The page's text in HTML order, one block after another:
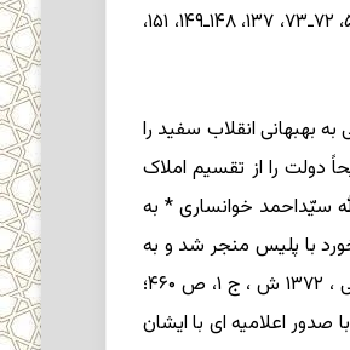
اعلام کرد و با قبول خواسته های مراجع ، اجتماعات بعدی نیز لغو شد ( مرکز اسناد انقلاب اسلامی ، ج ۱، ص ۲۷، ۳۳، ۵۲؛ دوانی ، ج ۲، ص ۴۲، ۴۴، ۴۶، ۵۰، ۷۲ـ۷۳، ۱۳۷، ۱۴۸ـ۱۴۹، ۱۵۱،
بهبهانی انقلاب سفید را
، نخست وزیر وقت ، صریحاً دولت را از تقسیم املاک
سیّداحمد خوانساری * به
به زدوخورد با پلیس منجر شد و به
دنبال آن بهبهانی تحت نظر قرار گرفت و از خروج او از منزل جلوگیری شد. بدین ترتیب ، این بار بهبهانی به طور مستقیم رودرروی دربار قرار گرفت (طلوعی ، ۱۳۷۲ ش ، ج ۱، ص ۴۶۰؛
را عزای ملی اعلام کردند، بهبهانی نیز با صدور اعلامیه ای با ایشان